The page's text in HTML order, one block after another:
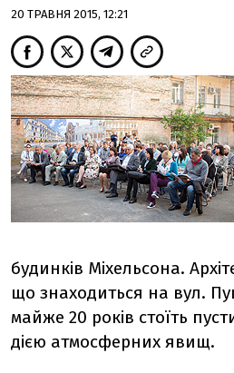
20 ТРАВНЯ 2015, 12:21
будинків Міхельсона.
що знаходиться на вул.
майже 20 років стоїть
дією атмосферних явищ.